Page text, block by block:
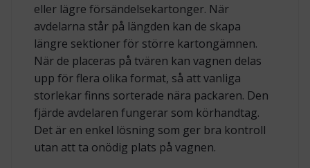
eller lägre försändelsekartonger. När
avdelarna står på längden kan de skapa
längre sektioner för större kartongämnen.
När de placeras på tvären kan vagnen delas
upp för flera olika format, så att vanliga
storlekar finns sorterade nära packaren. Den
fjärde avdelaren fungerar som körhandtag.
Det är en enkel lösning som ger bra kontroll
utan att ta onödig plats på vagnen.